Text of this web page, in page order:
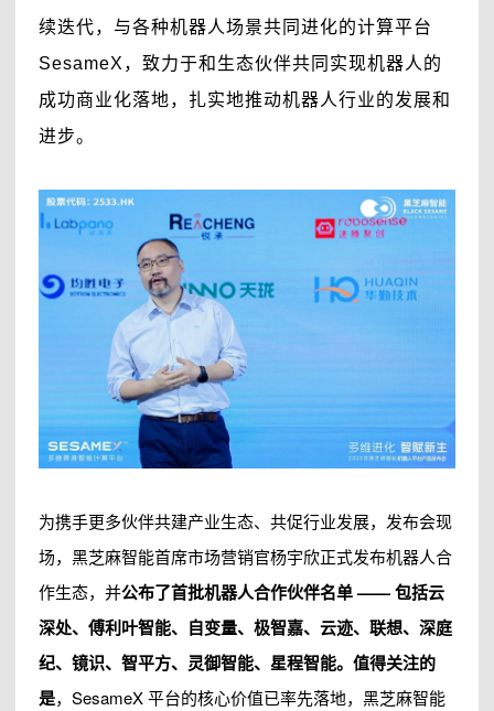
续迭代，与各种机器人场景共同进化的计算平台
SesameX，致力于和生态伙伴共同实现机器人的
成功商业化落地，扎实地推动机器人行业的发展和
进步。
为携手更多伙伴共建产业生态、共促行业发展，发布会现
场，黑芝麻智能首席市场营销官杨宇欣正式发布机器人合
作生态，并公布了首批机器人合作伙伴名单 —— 包括云
深处、傅利叶智能、自变量、极智嘉、云迹、联想、深庭
纪、镜识、智平方、灵御智能、星程智能。值得关注的
是，SesameX 平台的核心价值已率先落地，黑芝麻智能